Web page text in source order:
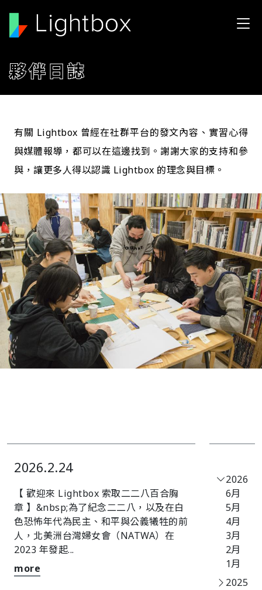
夥伴日誌
有關 Lightbox 曾經在社群平台的發文內容、實習心得
與媒體報導，都可以在這邊找到。謝謝大家的支持和參
與，讓更多人得以認識 Lightbox 的理念與目標。
2026.2.24
【 歡迎來 Lightbox 索取二二八百合胸
章 】&nbsp;󠀠為了紀念二二八，以及在白
色恐怖年代為民主、和平與公義犧牲的前
人，北美洲台灣婦女會（NATWA）在
2023 年發起...
more
2026
6月
5月
4月
3月
2月
1月
2025